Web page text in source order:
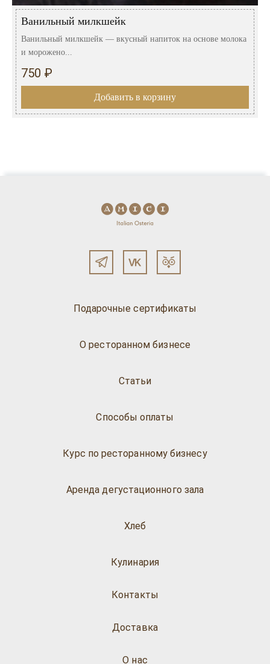
Ванильный милкшейк
Ванильный милкшейк — вкусный напиток на основе молока
и морожено...
750 ₽
Добавить в корзину
Подарочные сертификаты
О ресторанном бизнесе
Статьи
Способы оплаты
Курс по ресторанному бизнесу
Аренда дегустационного зала
Хлеб
Кулинария
О нас
Доставка
Контакты